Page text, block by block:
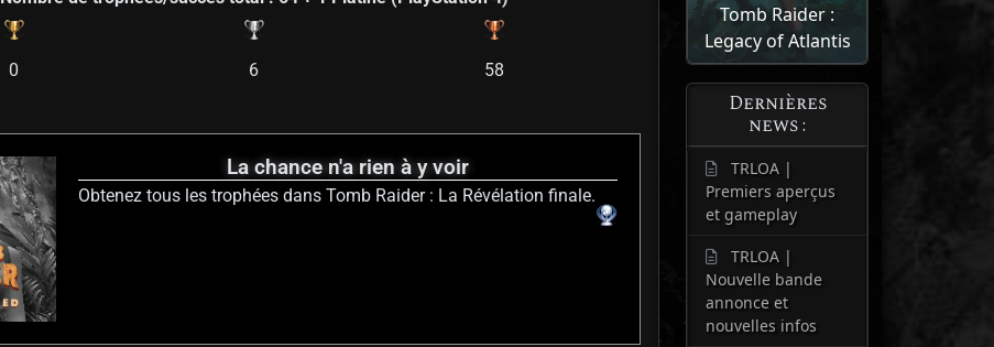
0 6 58
La chance n'a rien à y voir
Obtenez tous les trophées dans Tomb Raider : La Révélation finale.
Tomb Raider :
Legacy of Atlantis
Dernières
news :
TRLOA |
Premiers aperçus
et gameplay
TRLOA |
Nouvelle bande
annonce et
nouvelles infos